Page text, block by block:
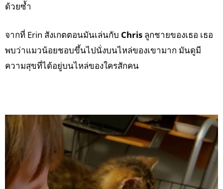
ด้วยซ้ำ
จากที่ Erin สังเกตตอนมันเล่นกับ Chris ลูกชายของเธอ เธอ
พบว่าแมวน้อยชอบขึ้นไปนั่งบนไหล่ของเขามาก มันดูมี
ความสุขที่ได้อยู่บนไหล่ของใครสักคน